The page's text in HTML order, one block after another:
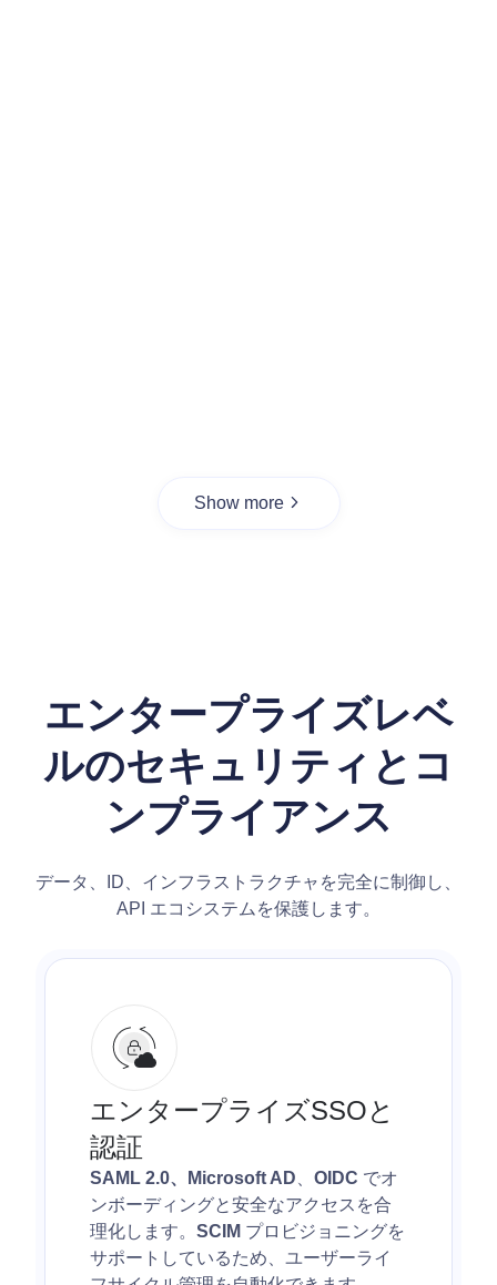
Show more
エンタープライズレベ
ルのセキュリティとコ
ンプライアンス
データ、ID、インフラストラクチャを完全に制御し、
API エコシステムを保護します。
エンタープライズSSOと
認証
SAML 2.0、Microsoft AD OIDC でオ
ンボーディングと安全なアクセスを合
理化します。 SCIM プロビジョニングを
サポートしているため、ユーザーライ